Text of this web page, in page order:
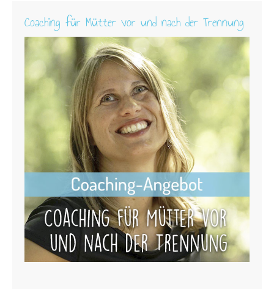
Coaching für Mütter vor und nach der Trennung